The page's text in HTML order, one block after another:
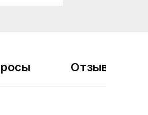
Отзывы